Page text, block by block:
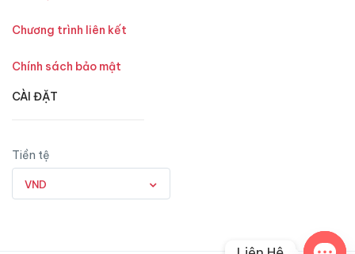
Chương trình liên kết
Chính sách bảo mật
CÀI ĐẶT
Tiền tệ
VND